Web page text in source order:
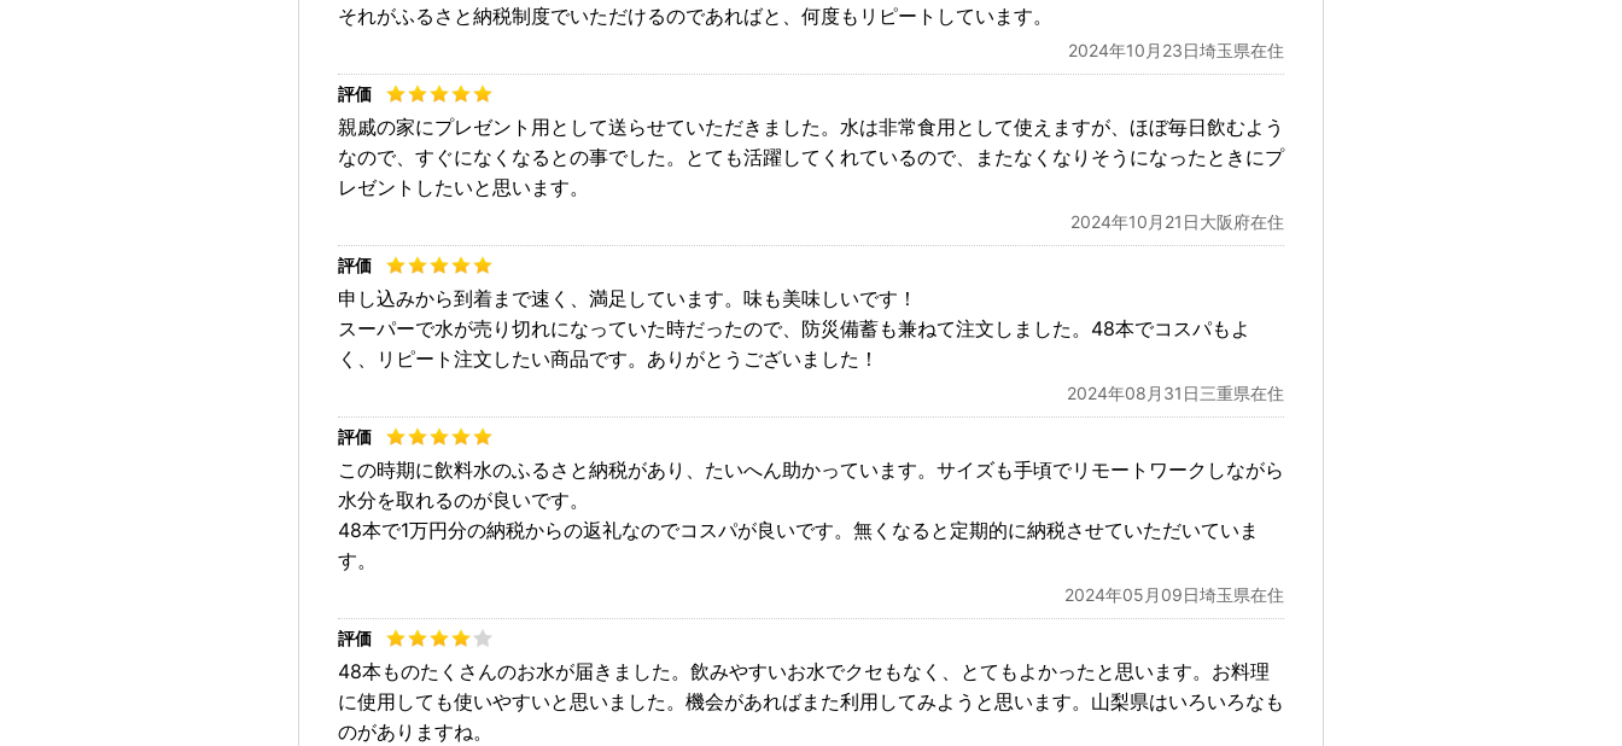
それがふるさと納税制度でいただけるのであればと、何度もリピートしています。
2024年10月23日埼玉県在住
親戚の家にプレゼント用として送らせていただきました。水は非常食用として使えますが、ほぼ毎日飲むよう
なので、すぐになくなるとの事でした。とても活躍してくれているので、またなくなりそうになったときにプ
レゼントしたいと思います。
2024年10月21日大阪府在住
申し込みから到着まで速く、満足しています。味も美味しいです！
スーパーで水が売り切れになっていた時だったので、防災備蓄も兼ねて注文しました。48本でコスパもよ
く、リピート注文したい商品です。ありがとうございました！
2024年08月31日三重県在住
この時期に飲料水のふるさと納税があり、たいへん助かっています。サイズも手頃でリモートワークしながら
水分を取れるのが良いです。
48本で1万円分の納税からの返礼なのでコスパが良いです。無くなると定期的に納税させていただいていま
す。
2024年05月09日埼玉県在住
48本ものたくさんのお水が届きました。飲みやすいお水でクセもなく、とてもよかったと思います。お料理
に使用しても使いやすいと思いました。機会があればまた利用してみようと思います。山梨県はいろいろなも
のがありますね。